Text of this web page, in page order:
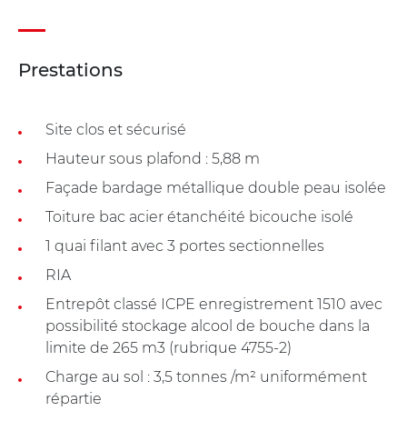
Prestations
Site clos et sécurisé
Hauteur sous plafond : 5,88 m
Façade bardage métallique double peau isolée
Toiture bac acier étanchéité bicouche isolé
1 quai filant avec 3 portes sectionnelles
RIA
Entrepôt classé ICPE enregistrement 1510 avec
possibilité stockage alcool de bouche dans la
limite de 265 m3 (rubrique 4755-2)
Charge au sol : 3,5 tonnes /m² uniformément
répartie